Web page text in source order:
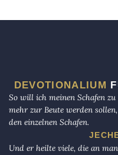
DEVOTIONALIUM
So will ich meinen Schafen
mehr zur Beute werden
den einzelnen Schafen.
Und er heilte viele, die an